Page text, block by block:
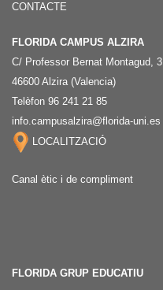
CONTACTE
FLORIDA CAMPUS ALZIRA
C/ Professor Bernat Montagud, 3
46600 Alzira (Valencia)
Telèfon 96 241 21 85
info.campusalzira@florida-uni.es
LOCALITZACIÓ
Canal ètic i de compliment
FLORIDA GRUP EDUCATIU